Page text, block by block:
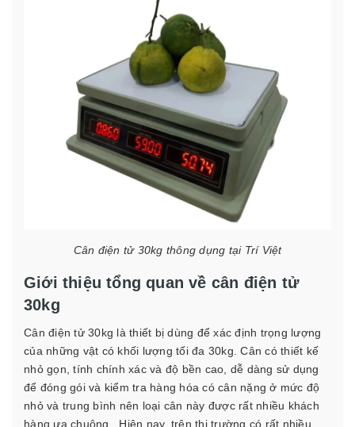
Cân điện tử 30kg thông dụng tại Trí Việt
Giới thiệu tổng quan về cân điện tử
30kg
Cân điện tử 30kg là thiết bị dùng để xác định trọng lượng
của những vật có khối lượng tối đa 30kg. Cân có thiết kế
nhỏ gọn, tính chính xác và độ bền cao, dễ dàng sử dụng
để đóng gói và kiểm tra hàng hóa có cân nặng ở mức độ
nhỏ và trung bình nên loại cân này được rất nhiều khách
hàng ưa chuộng.
Hiện nay, trên thị trường có rất nhiều